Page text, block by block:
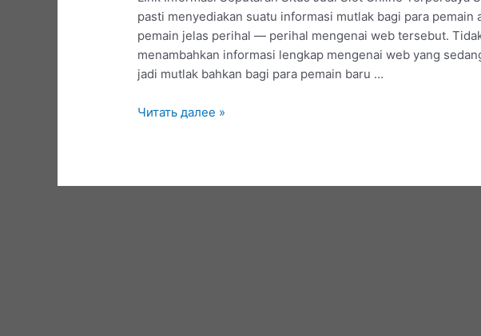
pasti menyediakan suatu informasi mutlak bagi para pemain
pemain jelas perihal — perihal mengenai web tersebut.
menambahkan informasi lengkap mengenai web yang
jadi mutlak bahkan bagi para pemain baru …
Tips
Gampang
Читать далее »